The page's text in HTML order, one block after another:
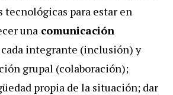
tecnológicas para estar en
una comunicación
integrante (inclusión) y
grupal (colaboración);
propia de la situación; dar